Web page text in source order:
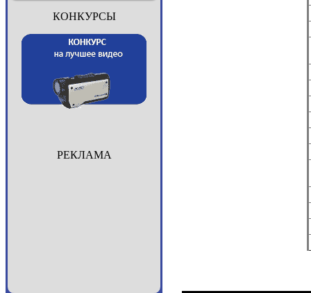
КОНКУРСЫ
РЕКЛАМА